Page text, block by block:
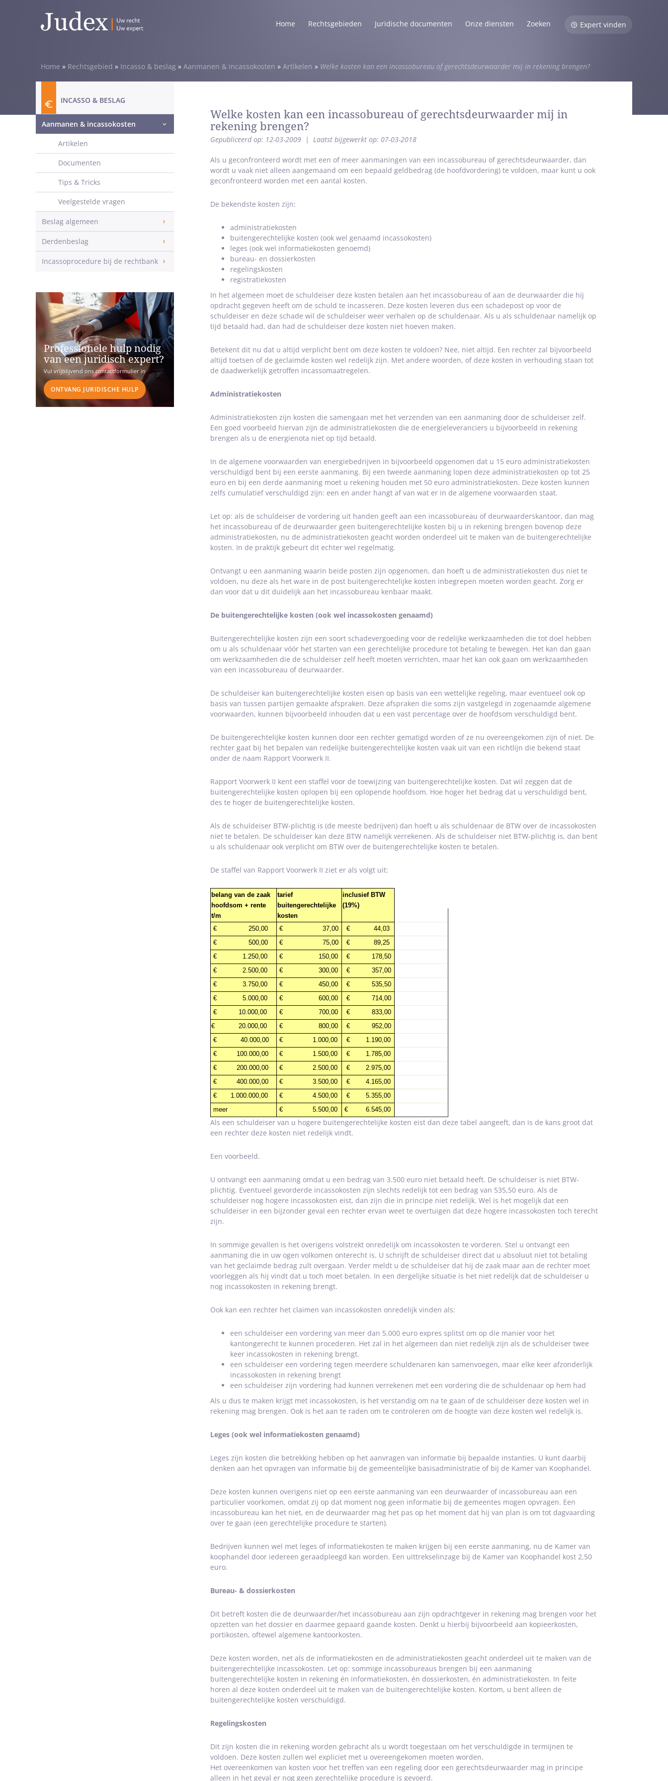
Home Rechtsgebieden Juridische documenten Onze diensten Zoeken Expert vinden
Home » Rechtsgebied » Incasso & beslag » Aanmanen & incassokosten » Artikelen » Welke kosten kan een incassobureau of gerechtsdeurwaarder mij in rekening brengen?
Welke kosten kan een incassobureau of gerechtsdeurwaarder mij in
rekening brengen?
Gepubliceerd op: 12-03-2009 | Laatst bijgewerkt op: 07-03-2018
Als u geconfronteerd wordt met een of meer aanmaningen van een incassobureau of gerechtsdeurwaarder, dan
wordt u vaak niet alleen aangemaand om een bepaald geldbedrag (de hoofdvordering) te voldoen, maar kunt u ook
geconfronteerd worden met een aantal kosten.
De bekendste kosten zijn:
administratiekosten
buitengerechtelijke kosten (ook wel genaamd incassokosten)
leges (ook wel informatiekosten genoemd)
bureau- en dossierkosten
regelingskosten
registratiekosten
In het algemeen moet de schuldeiser deze kosten betalen aan het incassobureau of aan de deurwaarder die hij
opdracht gegeven heeft om de schuld te incasseren. Deze kosten leveren dus een schadepost op voor de
schuldeiser en deze schade wil de schuldeiser weer verhalen op de schuldenaar. Als u als schuldenaar namelijk op
tijd betaald had, dan had de schuldeiser deze kosten niet hoeven maken.
Betekent dit nu dat u altijd verplicht bent om deze kosten te voldoen? Nee, niet altijd. Een rechter zal bijvoorbeeld
altijd toetsen of de geclaimde kosten wel redelijk zijn. Met andere woorden, of deze kosten in verhouding staan tot
de daadwerkelijk getroffen incassomaatregelen.
Administratiekosten
Administratiekosten zijn kosten die samengaan met het verzenden van een aanmaning door de schuldeiser zelf.
Een goed voorbeeld hiervan zijn de administratiekosten die de energieleveranciers u bijvoorbeeld in rekening
brengen als u de energienota niet op tijd betaald.
In de algemene voorwaarden van energiebedrijven in bijvoorbeeld opgenomen dat u 15 euro administratiekosten
verschuldigd bent bij een eerste aanmaning. Bij een tweede aanmaning lopen deze administratiekosten op tot 25
euro en bij een derde aanmaning moet u rekening houden met 50 euro administratiekosten. Deze kosten kunnen
zelfs cumulatief verschuldigd zijn: een en ander hangt af van wat er in de algemene voorwaarden staat.
Let op: als de schuldeiser de vordering uit handen geeft aan een incassobureau of deurwaarderskantoor, dan mag
het incassobureau of de deurwaarder geen buitengerechtelijke kosten bij u in rekening brengen bovenop deze
administratiekosten, nu de administratiekosten geacht worden onderdeel uit te maken van de buitengerechtelijke
kosten. In de praktijk gebeurt dit echter wel regelmatig.
Ontvangt u een aanmaning waarin beide posten zijn opgenomen, dan hoeft u de administratiekosten dus niet te
voldoen, nu deze als het ware in de post buitengerechtelijke kosten inbegrepen moeten worden geacht. Zorg er
dan voor dat u dit duidelijk aan het incassobureau kenbaar maakt.
De buitengerechtelijke kosten (ook wel incassokosten genaamd)
Buitengerechtelijke kosten zijn een soort schadevergoeding voor de redelijke werkzaamheden die tot doel hebben
om u als schuldenaar vóór het starten van een gerechtelijke procedure tot betaling te bewegen. Het kan dan gaan
om werkzaamheden die de schuldeiser zelf heeft moeten verrichten, maar het kan ook gaan om werkzaamheden
van een incassobureau of deurwaarder.
De schuldeiser kan buitengerechtelijke kosten eisen op basis van een wettelijke regeling, maar eventueel ook op
basis van tussen partijen gemaakte afspraken. Deze afspraken die soms zijn vastgelegd in zogenaamde algemene
voorwaarden, kunnen bijvoorbeeld inhouden dat u een vast percentage over de hoofdsom verschuldigd bent.
De buitengerechtelijke kosten kunnen door een rechter gematigd worden of ze nu overeengekomen zijn of niet. De
rechter gaat bij het bepalen van redelijke buitengerechtelijke kosten vaak uit van een richtlijn die bekend staat
onder de naam Rapport Voorwerk II.
Rapport Voorwerk II kent een staffel voor de toewijzing van buitengerechtelijke kosten. Dat wil zeggen dat de
buitengerechtelijke kosten oplopen bij een oplopende hoofdsom. Hoe hoger het bedrag dat u verschuldigd bent,
des te hoger de buitengerechtelijke kosten.
Als de schuldeiser BTW-plichtig is (de meeste bedrijven) dan hoeft u als schuldenaar de BTW over de incassokosten
niet te betalen. De schuldeiser kan deze BTW namelijk verrekenen. Als de schuldeiser niet BTW-plichtig is, dan bent
u als schuldenaar ook verplicht om BTW over de buitengerechtelijke kosten te betalen.
De staffel van Rapport Voorwerk II ziet er als volgt uit:
belang van de zaak
hoofdsom + rente
t/m
tarief
buitengerechtelijke
kosten
inclusief BTW
(19%)
€ 250,00 € 37,00 €
44,03
€
500,00 € 75,00 €
89,25
€
1.250,00 € 150,00 €
178,50
€
2.500,00 € 300,00 €
357,00
€
3.750,00 € 450,00 €
535,50
€
5.000,00 € 600,00 €
714,00
€
10.000,00 € 700,00 €
833,00
€20.000,00 € 800,00 €
952,00
€
40.000,00 € 1.000,00 €
1.190,00
€
100.000,00 € 1.500,00 €
1.785,00
€
200.000,00 € 2.500,00 €
2.975,00
€
400.000,00 € 3.500,00 €
4.165,00
€
1.000.000,00 € 4.500,00 €
5.355,00
meer
€ 5.500,00 € 6.545,00
Als een schuldeiser van u hogere buitengerechtelijke kosten eist dan deze tabel aangeeft, dan is de kans groot dat
een rechter deze kosten niet redelijk vindt.
Een voorbeeld.
U ontvangt een aanmaning omdat u een bedrag van 3.500 euro niet betaald heeft. De schuldeiser is niet BTW-
plichtig. Eventueel gevorderde incassokosten zijn slechts redelijk tot een bedrag van 535,50 euro. Als de
schuldeiser nog hogere incassokosten eist, dan zijn die in principe niet redelijk. Wel is het mogelijk dat een
schuldeiser in een bijzonder geval een rechter ervan weet te overtuigen dat deze hogere incassokosten toch terecht
zijn.
In sommige gevallen is het overigens volstrekt onredelijk om incassokosten te vorderen. Stel u ontvangt een
aanmaning die in uw ogen volkomen onterecht is. U schrijft de schuldeiser direct dat u absoluut niet tot betaling
van het geclaimde bedrag zult overgaan. Verder meldt u de schuldeiser dat hij de zaak maar aan de rechter moet
voorleggen als hij vindt dat u toch moet betalen. In een dergelijke situatie is het niet redelijk dat de schuldeiser u
nog incassokosten in rekening brengt.
Ook kan een rechter het claimen van incassokosten onredelijk vinden als:
een schuldeiser een vordering van meer dan 5.000 euro expres splitst om op die manier voor het
kantongerecht te kunnen procederen. Het zal in het algemeen dan niet redelijk zijn als de schuldeiser twee
keer incassokosten in rekening brengt.
een schuldeiser een vordering tegen meerdere schuldenaren kan samenvoegen, maar elke keer afzonderlijk
incassokosten in rekening brengt
een schuldeiser zijn vordering had kunnen verrekenen met een vordering die de schuldenaar op hem had
Als u dus te maken krijgt met incassokosten, is het verstandig om na te gaan of de schuldeiser deze kosten wel in
rekening mag brengen. Ook is het aan te raden om te controleren om de hoogte van deze kosten wel redelijk is.
Leges (ook wel informatiekosten genaamd)
Leges zijn kosten die betrekking hebben op het aanvragen van informatie bij bepaalde instanties. U kunt daarbij
denken aan het opvragen van informatie bij de gemeentelijke basisadministratie of bij de Kamer van Koophandel.
Deze kosten kunnen overigens niet op een eerste aanmaning van een deurwaarder of incassobureau aan een
particulier voorkomen, omdat zij op dat moment nog geen informatie bij de gemeentes mogen opvragen. Een
incassobureau kan het niet, en de deurwaarder mag het pas op het moment dat hij van plan is om tot dagvaarding
over te gaan (een gerechtelijke procedure te starten).
Bedrijven kunnen wel met leges of informatiekosten te maken krijgen bij een eerste aanmaning, nu de Kamer van
koophandel door iedereen geraadpleegd kan worden. Een uittrekselinzage bij de Kamer van Koophandel kost 2,50
euro.
Bureau- & dossierkosten
Dit betreft kosten die de deurwaarder/het incassobureau aan zijn opdrachtgever in rekening mag brengen voor het
opzetten van het dossier en daarmee gepaard gaande kosten. Denkt u hierbij bijvoorbeeld aan kopieerkosten,
portikosten, oftewel algemene kantoorkosten.
Deze kosten worden, net als de informatiekosten en de administratiekosten geacht onderdeel uit te maken van de
buitengerechtelijke incassokosten. Let op: sommige incassobureaus brengen bij een aanmaning
buitengerechtelijke kosten in rekening én informatiekosten, én dossierkosten, én administratiekosten. In feite
horen al deze kosten onderdeel uit te maken van de buitengerechtelijke kosten. Kortom, u bent alleen de
buitengerechtelijke kosten verschuldigd.
Regelingskosten
Dit zijn kosten die in rekening worden gebracht als u wordt toegestaan om het verschuldigde in termijnen te
voldoen. Deze kosten zullen wel expliciet met u overeengekomen moeten worden.
Het overeenkomen van kosten voor het treffen van een regeling door een gerechtsdeurwaarder mag in principe
alleen in het geval er nog geen gerechtelijke procedure is gevoerd.
INCASSO & BESLAG
Aanmanen & incassokosten
Artikelen
Documenten
Tips & Tricks
Veelgestelde vragen
Beslag algemeen
Derdenbeslag
Incassoprocedure bij de rechtbank
Professionele hulp nodig
van een juridisch expert?
Vul vrijblijvend ons contactformulier in
ONTVANG JURIDISCHE HULP